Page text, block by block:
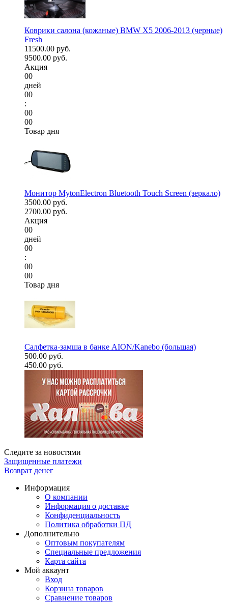
Коврики салона (кожаные) BMW X5 2006-2013 (черные)
Fresh
11500.00 руб.
9500.00 руб.
Акция
00
дней
00
:
00
00
Товар дня
Монитор MytonElectron Bluetooth Touch Screen (зеркало)
3500.00 руб.
2700.00 руб.
Акция
00
дней
00
:
00
00
Товар дня
Салфетка-замша в банке AION/Kanebo (большая)
500.00 руб.
450.00 руб.
Следите за новостями
Защищенные платежи
Возврат денег
Информация
О компании
Информация о доставке
Конфиденциальность
Политика обработки ПД
Дополнительно
Оптовым покупателям
Специальные предложения
Карта сайта
Мой аккаунт
Вход
Корзина товаров
Сравнение товаров